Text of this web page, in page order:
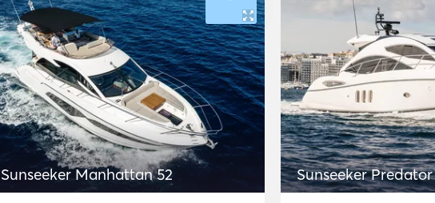
Sunseeker Manhattan 52 Sunseeker